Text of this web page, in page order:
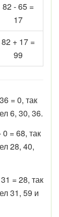
82 - 65 =
17
82 + 17 =
99
= 0, так
6, 30, 36.
= 68, так
28, 40,
= 28, так
31, 59 и